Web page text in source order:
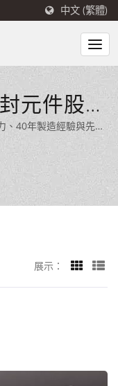
中文 (繁體)
元件股份
、40年製造經驗與先進
設備，將車規等級材
,為國內外客戶提供全面
展示：